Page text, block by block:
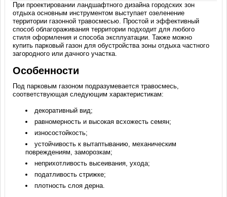
При проектировании ландшафтного дизайна городских зон
отдыха основным инструментом выступает озеленение
территории газонной травосмесью. Простой и эффективный
способ облагораживания территории подходит для любого
стиля оформления и способа эксплуатации. Также можно
купить парковый газон для обустройства зоны отдыха частного
загородного или дачного участка.
Особенности
Под парковым газоном подразумевается травосмесь,
соответствующая следующим характеристикам:
декоративный вид;
равномерность и высокая всхожесть семян;
износостойкость;
устойчивость к вытаптыванию, механическим
повреждениям, заморозкам;
неприхотливость высеивания, ухода;
податливость стрижке;
плотность слоя дерна.